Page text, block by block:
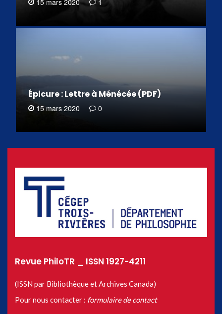
Épicure : Lettre à Ménécée (PDF)
15 mars 2020 0
Revue PhiloTR _ ISSN 1927-4211
(ISSN par Bibliothèque et Archives Canada)
Pour nous contacter : formulaire de contact